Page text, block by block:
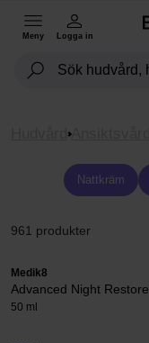
Meny Logga in
Ansiktsvård
Nattkräm
961 produkter
Medik8
Advanced Night Restore
50 ml